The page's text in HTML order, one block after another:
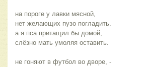
на пороге у лавки мясной,
нет желающих пузо погладить.
а я пса притащил бы домой,
слёзно мать умоляя оставить.
не гоняют в футбол во дворе, -